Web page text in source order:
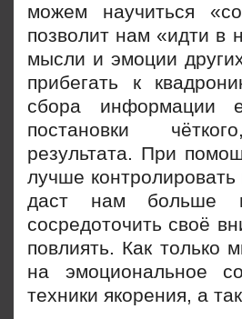
можем научиться
позволит нам «идти в
мысли и эмоции
прибегать к
сбора информации
постановки
результата. При
лучше
даст нам больше
сосредоточить своё
повлиять. Как только
на эмоциональное
техники якорения, а